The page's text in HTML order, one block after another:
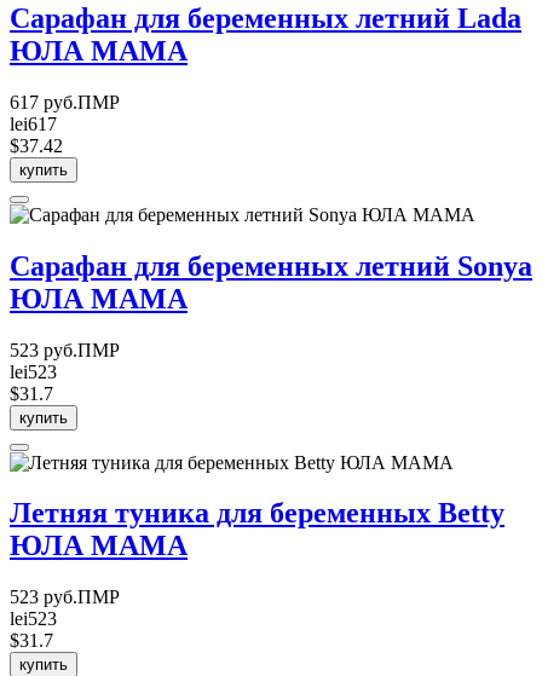
Сарафан для беременных летний Lada
ЮЛА МАМА
617 руб.ПМР
lei617
$37.42
купить
Сарафан для беременных летний Sonya
ЮЛА МАМА
523 руб.ПМР
lei523
$31.7
купить
Летняя туника для беременных Betty
ЮЛА МАМА
523 руб.ПМР
lei523
$31.7
купить